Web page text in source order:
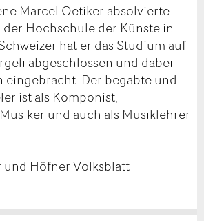
Marcel Oetiker absolvierte
Hochschule der Künste in
hat er das Studium auf
abgeschlossen und dabei
eingebracht. Der begabte und
ist als Komponist,
und auch als Musiklehrer
und Höfner Volksblatt